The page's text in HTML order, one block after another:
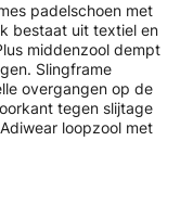
padelschoen met
bestaat uit textiel en
middenzool dempt
Slingframe
overgangen op de
tegen slijtage
loopzool met